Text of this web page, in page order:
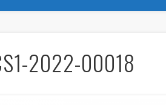
2022-00018